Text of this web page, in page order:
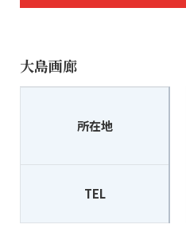
大島画廊
所在地
TEL